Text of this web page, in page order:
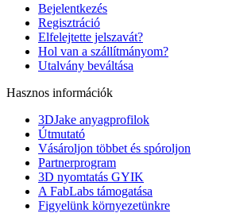
Bejelentkezés
Regisztráció
Elfelejtette jelszavát?
Hol van a szállítmányom?
Utalvány beváltása
Hasznos információk
3DJake anyagprofilok
Útmutató
Vásároljon többet és spóroljon
Partnerprogram
3D nyomtatás GYIK
A FabLabs támogatása
Figyelünk környezetünkre